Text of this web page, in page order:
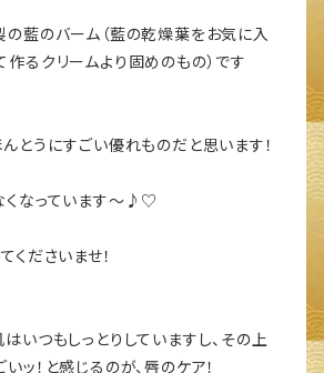
の藍のバーム（藍の乾燥葉をお気に入
作るクリームより固めのもの）です
とうにすごい優れものだと思います！
くなっています～♪♡
くださいませ！
いつもしっとりしていますし、その上
ッ！と感じるのが、唇のケア！